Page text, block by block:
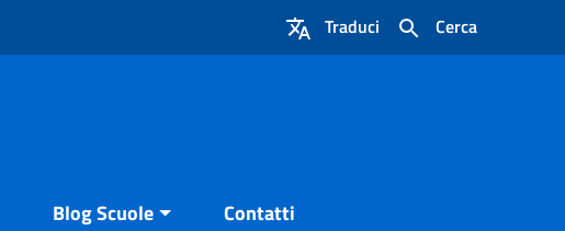
Cerca
Traduci
Blog Scuole Contatti